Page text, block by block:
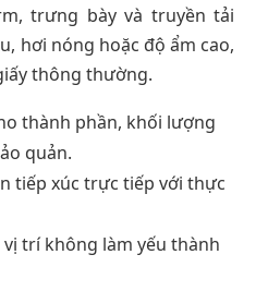
trưng bày và truyền tải
hơi nóng hoặc độ ẩm cao,
thông thường.
thành phần, khối lượng
quản.
tiếp xúc trực tiếp với thực
trí không làm yếu thành